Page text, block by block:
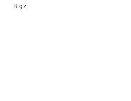
Bigz